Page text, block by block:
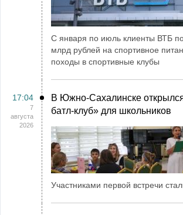
С января по июль клиенты ВТБ
млрд рублей на спортивное
походы в спортивные клубы
17:04
7
августа
2026
В Южно-Сахалинске
батл-клуб» для школьников
Участниками первой встречи